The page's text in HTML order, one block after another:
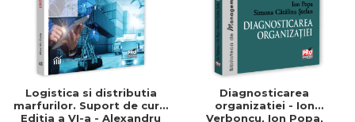
Logistica si distributia
marfurilor. Suport de curs.
Editia a VI-a - Alexandru
Diagnosticarea
organizatiei - Ion
Verboncu, Ion Popa,